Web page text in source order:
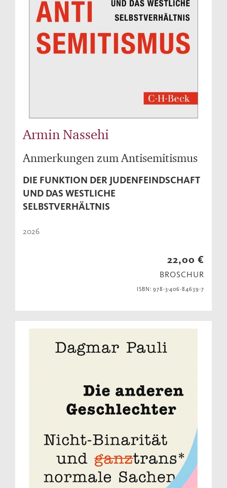
Armin Nassehi
Anmerkungen zum Antisemitismus
DIE FUNKTION DER JUDENFEINDSCHAFT
UND DAS WESTLICHE
SELBSTVERHÄLTNIS
2026
22,00 €
BROSCHUR
ISBN: 978-3-406-84639-7